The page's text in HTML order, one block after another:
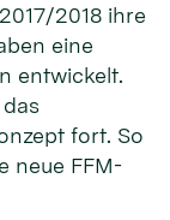
2018 ihre
eine
entwickelt.
fort. So
neue FFM-